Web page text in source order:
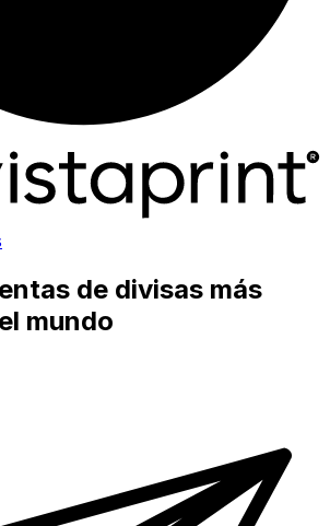
de divisas más
mundo